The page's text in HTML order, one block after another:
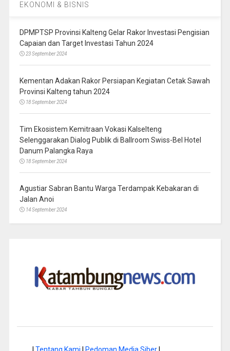
EKONOMI & BISNIS
DPMPTSP Provinsi Kalteng Gelar Rakor Investasi Pengisian
Capaian dan Target Investasi Tahun 2024
23 September 2024
Kementan Adakan Rakor Persiapan Kegiatan Cetak Sawah
Provinsi Kalteng tahun 2024
18 September 2024
Tim Ekosistem Kemitraan Vokasi Kalselteng
Selenggarakan Dialog Publik di Ballroom Swiss-Bel Hotel
Danum Palangka Raya
18 September 2024
Agustiar Sabran Bantu Warga Terdampak Kebakaran di
Jalan Anoi
14 September 2024